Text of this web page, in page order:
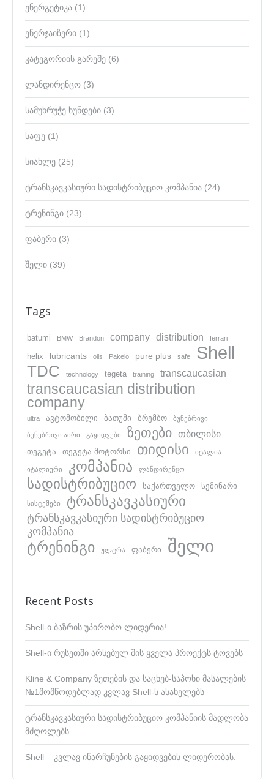
ენერგეტიკა (1)
ენერჯაიზერი (1)
კატეგორიის გარეშე (6)
ლანდირენცო (3)
სამუხრუჭე ხუნდები (3)
საფე (1)
სიახლე (25)
ტრანსკავკასიური სადისტრიბუციო კომპანია (24)
ტრენინგი (23)
ფაბერი (3)
შელი (39)
Tags
batumi BMW Brandon company distribution ferrari
helix lubricants oils Pakelo pure plus safe Shell
TDC technology tegeta training transcaucasian
transcaucasian distribution
company
ultra ავტომობილი ბათუმი ბრემბო ბუნებრივი
ბუნებრივი აირი გაყიდვები ზეთები თბილისი
თეგეტა თეგეტა მოტორსი თიდისი იტალია
იტალიური კომპანია ლანდირენცო
სადისტრიბუციო საქართველო სემინარი
სისტემები ტრანსკავკასიური
ტრანსკავკასიური სადისტრიბუციო
კომპანია
ტრენინგი ულტრა ფაბერი შელი
Recent Posts
Shell-ი ბაზრის უპირობო ლიდერია!
Shell-ი რუსეთში არსებულ მის ყველა პროექტს ტოვებს
Kline & Company ზეთების და საცხებ-საპოხი მასალების
№1მომწოდებლად კვლავ Shell-ს ასახელებს
ტრანსკავკასიური სადისტრიბუციო კომპანიის მადლობა
მძღოლებს
Shell – კვლავ ინარჩუნების გაყიდვების ლიდერობას.